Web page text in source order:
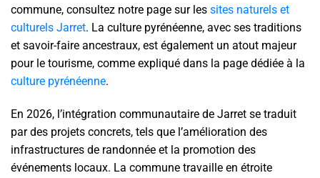
commune, consultez notre page sur les sites naturels et
culturels Jarret. La culture pyrénéenne, avec ses traditions
et savoir-faire ancestraux, est également un atout majeur
pour le tourisme, comme expliqué dans la page dédiée à la
culture pyrénéenne.
En 2026, l’intégration communautaire de Jarret se traduit
par des projets concrets, tels que l’amélioration des
infrastructures de randonnée et la promotion des
événements locaux. La commune travaille en étroite